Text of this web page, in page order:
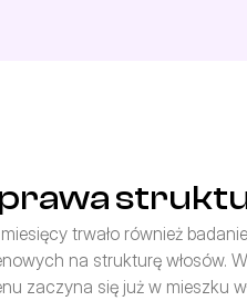
trwało również
na strukturę włosów.
zaczyna się już w mieszku